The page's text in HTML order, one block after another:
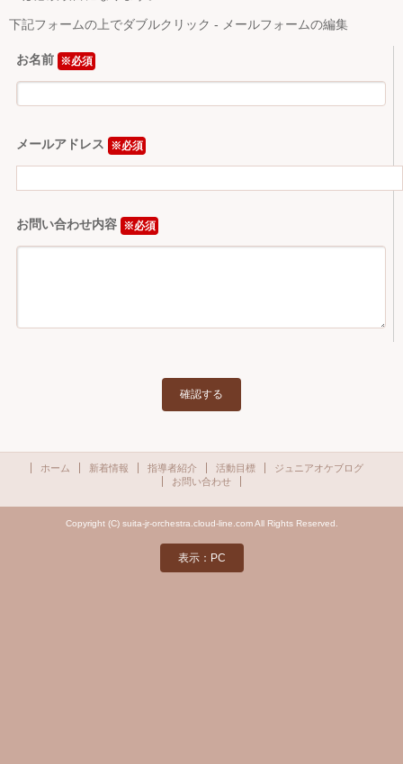
お問い合わせ
ジュニアオケブログ
下記フォームの上でダブルクリック - メールフォームの編集
お名前 ※必須
メールアドレス ※必須
お問い合わせ内容 ※必須
ホーム 新着情報 指導者紹介 活動目標
ジュニアオケブログ
お問い合わせ
Copyright (C) suita-jr-orchestra.cloud-line.com All Rights Reserved.
表示：PC